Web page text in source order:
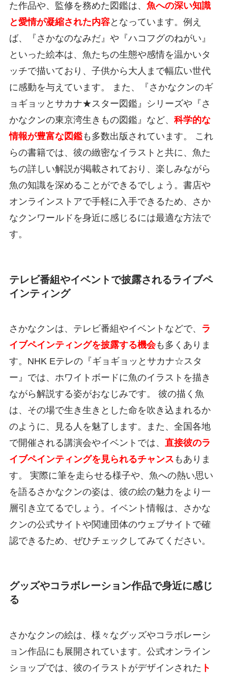
た作品や、監修を務めた図鑑は、 魚への深い知識
と愛情が凝縮された内容となっています。例え
ば、『さかなのなみだ』や『ハコフグのねがい』
といった絵本は、魚たちの生態や感情を温かいタ
ッチで描いており、子供から大人まで幅広い世代
に感動を与えています。 また、『さかなクンのギ
ョギョッとサカナ★スター図鑑』シリーズや『さ
かなクンの東京湾生きもの図鑑』など、 科学的な
情報が豊富な図鑑も多数出版されています。 これ
らの書籍では、彼の緻密なイラストと共に、魚た
ちの詳しい解説が掲載されており、楽しみながら
魚の知識を深めることができるでしょう。書店や
オンラインストアで手軽に入手できるため、さか
なクンワールドを身近に感じるには最適な方法で
す。
テレビ番組やイベントで披露されるライブペ
インティング
さかなクンは、テレビ番組やイベントなどで、
ラ
イブペインティングを披露する機会も多くありま
す。NHK Eテレの『ギョギョッとサカナ☆スタ
ー』では、ホワイトボードに魚のイラストを描き
ながら解説する姿がおなじみです。 彼の描く魚
は、その場で生き生きとした命を吹き込まれるか
のように、見る人を魅了します。また、全国各地
で開催される講演会やイベントでは、 直接彼のラ
イブペインティングを見られるチャンス もありま
す。 実際に筆を走らせる様子や、魚への熱い思い
を語るさかなクンの姿は、彼の絵の魅力をより一
層引き立てるでしょう。イベント情報は、さかな
クンの公式サイトや関連団体のウェブサイトで確
認できるため、ぜひチェックしてみてください。
グッズやコラボレーション作品で身近に感じ
る
さかなクンの絵は、様々なグッズやコラボレーシ
ョン作品にも展開されています。公式オンライン
ショップでは、彼のイラストがデザインされた ト